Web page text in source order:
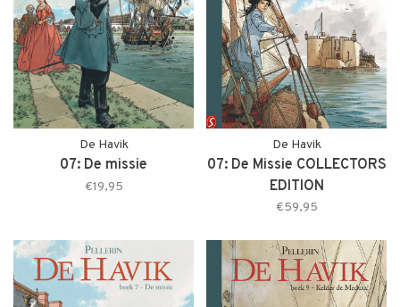
De Havik
07: De missie
€19,95
De Havik
07: De Missie COLLECTORS
EDITION
€59,95